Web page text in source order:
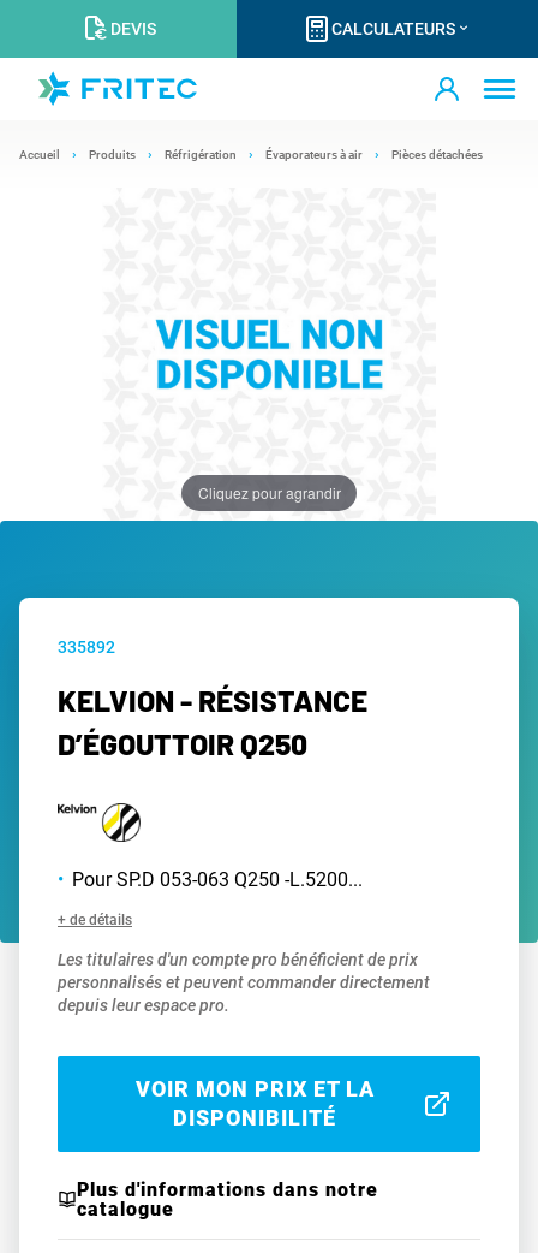
DEVIS CALCULATEURS
Accueil Produits Réfrigération Évaporateurs à air Pièces détachées
Cliquez pour agrandir
335892
KELVION - RÉSISTANCE
D’ÉGOUTTOIR Q250
Pour SP.D 053-063 Q250 -L.5200...
+ de détails
Les titulaires d'un compte pro bénéficient de prix
personnalisés et peuvent commander directement
depuis leur espace pro.
VOIR MON PRIX ET LA
DISPONIBILITÉ
Plus d'informations dans notre
catalogue